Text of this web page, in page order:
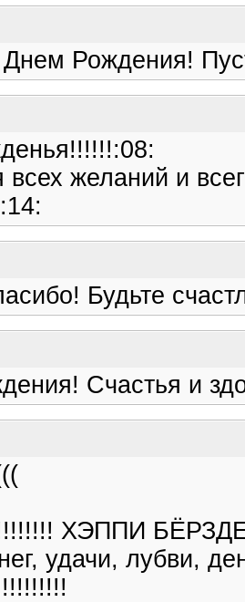
Рождения!
желаний и
Будьте
Счастья и
ХЭППИ
удачи, лубви,